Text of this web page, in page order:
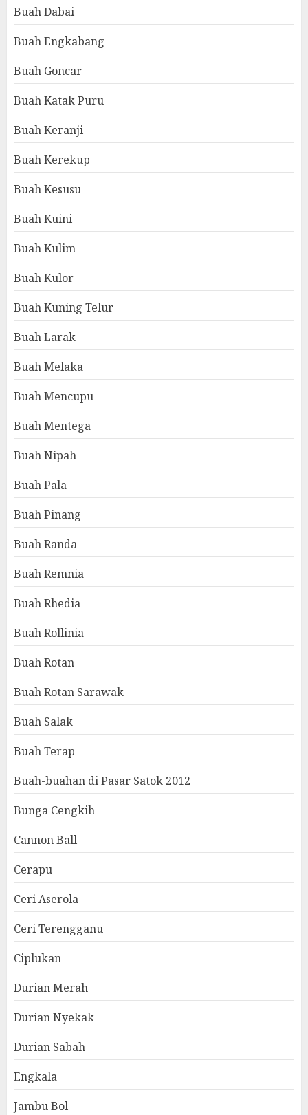
Buah Dabai
Buah Engkabang
Buah Goncar
Buah Katak Puru
Buah Keranji
Buah Kerekup
Buah Kesusu
Buah Kuini
Buah Kulim
Buah Kulor
Buah Kuning Telur
Buah Larak
Buah Melaka
Buah Mencupu
Buah Mentega
Buah Nipah
Buah Pala
Buah Pinang
Buah Randa
Buah Remnia
Buah Rhedia
Buah Rollinia
Buah Rotan
Buah Rotan Sarawak
Buah Salak
Buah Terap
Buah-buahan di Pasar Satok 2012
Bunga Cengkih
Cannon Ball
Cerapu
Ceri Aserola
Ceri Terengganu
Ciplukan
Durian Merah
Durian Nyekak
Durian Sabah
Engkala
Jambu Bol